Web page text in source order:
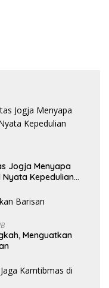
Jogja Menyapa
Nyata Kepedulian
Menguatkan